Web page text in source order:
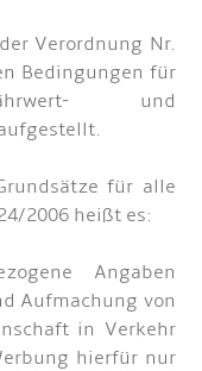
Verordnung Nr.
Bedingungen für
und
für alle
2006 heißt es:
Angaben
Aufmachung von
in Verkehr
hierfür nur